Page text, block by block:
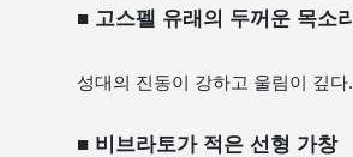
■ 고스펠 유래의 두꺼운 목소리
성대의 진동이 강하고 울림이 깊다.
■ 비브라토가 적은 선형 가창